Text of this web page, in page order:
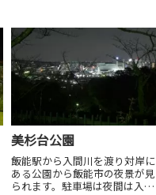
美杉台公園
飯能駅から入間川を渡り対岸に
ある公園から飯能市の夜景が見
られます。駐車場は夜間は入れ